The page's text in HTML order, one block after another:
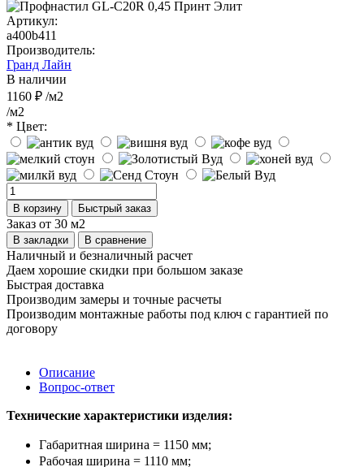
Артикул:
a400b411
Производитель:
Гранд Лайн
В наличии
1160 ₽ /м2
/м2
* Цвет:
В корзину Быстрый заказ
Заказ от 30 м2
В закладки В сравнение
Наличный и безналичный расчет
Даем хорошие скидки при большом заказе
Быстрая доставка
Производим замеры и точные расчеты
Производим монтажные работы под ключ с гарантией по
договору
Описание
Вопрос-ответ
Технические характеристики изделия:
Габаритная ширина = 1150 мм;
Рабочая ширина = 1110 мм;